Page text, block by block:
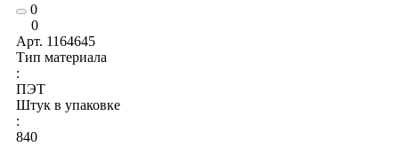
0
0
Арт. 1164645
Тип материала
:
ПЭТ
Штук в упаковке
:
840